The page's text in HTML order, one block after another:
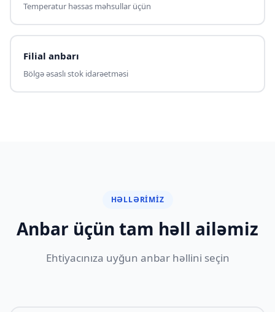
Temperatur həssas məhsullar üçün
Filial anbarı
Bölgə əsaslı stok idarəetməsi
HƏLLƏRIMIZ
Anbar üçün tam həll ailəmiz
Ehtiyacınıza uyğun anbar həllini seçin